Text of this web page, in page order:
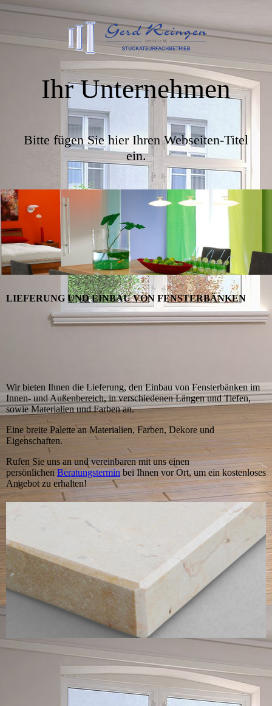
Ihr Unternehmen
Bitte fügen Sie hier Ihren Webseiten-Titel
ein.
LIEFERUNG UND EINBAU VON FENSTERBÄNKEN
Wir bieten Ihnen die Lieferung, den Einbau von Fenster­bän­ken im
Innen- und Außenbereich, in verschiedenen Längen und Tiefen,
sowie Materialien und Farben an.
Eine breite Palette an Materialien, Farben, Dekore und
Eigenschaften.
Rufen Sie uns an und vereinbaren mit uns einen
persönlichen Beratungstermin bei Ihnen vor Ort, um ein kostenloses
Angebot zu erhalten!